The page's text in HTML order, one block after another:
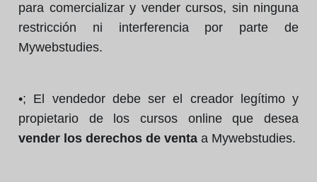
para comercializar y vender cursos, sin ninguna
restricción ni interferencia por parte de
Mywebstudies.
•; El vendedor debe ser el creador legítimo y
propietario de los cursos online que desea
vender los derechos de venta a Mywebstudies.